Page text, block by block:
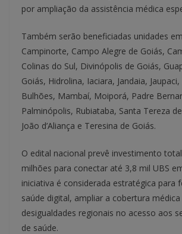
por ampliação da assistência médica
Também serão beneficiadas unidades
Campinorte, Campo Alegre de Goiás,
Colinas do Sul, Divinópolis de Goiás,
Goiás, Hidrolina, Iaciara, Jandaia,
Bulhões, Mambaí, Moiporá, Padre
Palminópolis, Rubiataba, Santa Tereza
João d’Aliança e Teresina de Goiás.
O edital nacional prevê investimento
milhões para conectar até 3,8 mil UBS
iniciativa é considerada estratégica para
saúde digital, ampliar a cobertura
desigualdades regionais no acesso aos
de saúde.